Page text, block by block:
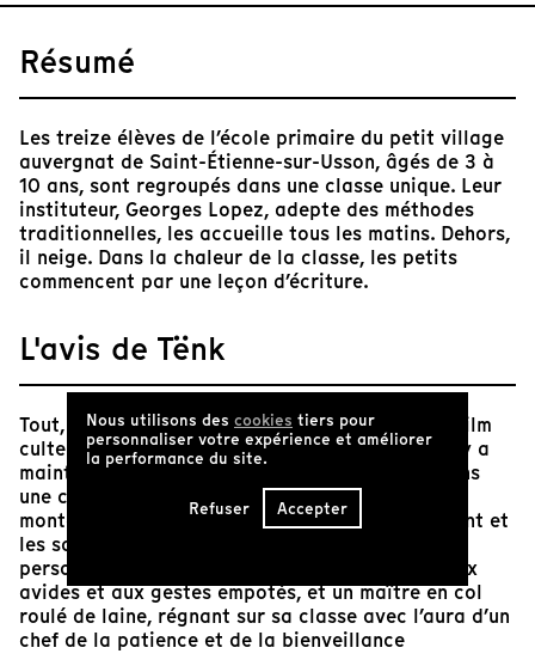
Résumé
Les treize élèves de l’école primaire du petit village
auvergnat de Saint-Étienne-sur-Usson, âgés de 3 à
10 ans, sont regroupés dans une classe unique. Leur
instituteur, Georges Lopez, adepte des méthodes
traditionnelles, les accueille tous les matins. Dehors,
il neige. Dans la chaleur de la classe, les petits
commencent par une leçon d’écriture.
L'avis de Tënk
Tout, dans ce film, laisse présager le statut de film
culte qu’il acquerra suite à sa sortie en salle il y a
maintenant près de 20 ans. Le décor, campé dans
une commune rurale de l’Auvergne, au milieu des
montagnes et des champs, où les vaches broutent et
les sapins dansent par-delà les saisons. Ses
personnages, des enfants de 3 à 10 ans, aux yeux
avides et aux gestes empotés, et un maître en col
roulé de laine, régnant sur sa classe avec l’aura d’un
chef de la patience et de la bienveillance
Nous utilisons des cookies tiers pour
personnaliser votre expérience et améliorer
la performance du site.
Refuser Accepter